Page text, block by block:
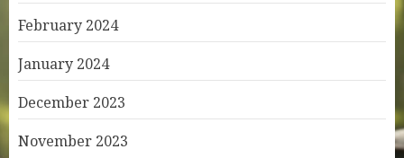
February 2024
January 2024
December 2023
November 2023